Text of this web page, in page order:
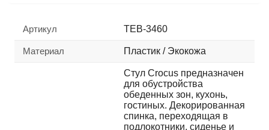
Артикул TEB-3460
Материал Пластик / Экокожа
Стул Crocus предназначен
для обустройства
обеденных зон, кухонь,
гостиных. Декорированная
спинка, переходящая в
подлокотники, сиденье и